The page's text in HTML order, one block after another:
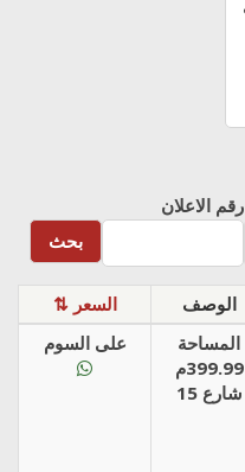
رقم الاعلان
⇅ السعر الوصف
على السوم
المساحة
399.99م
شارع 15